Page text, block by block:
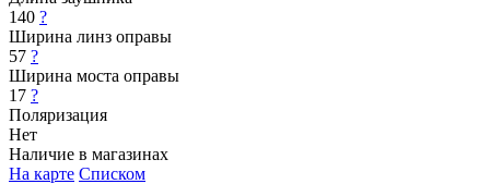
140 ?
Ширина линз оправы
57 ?
Ширина моста оправы
17 ?
Поляризация
Нет
Наличие в магазинах
На карте Списком